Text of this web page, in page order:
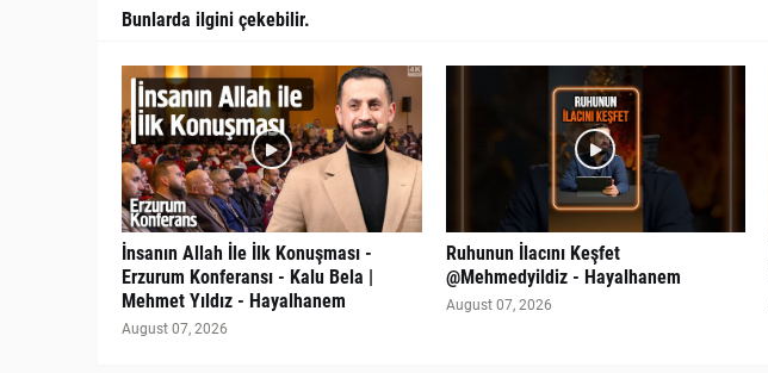
Bunlarda ilgini çekebilir.
İnsanın Allah İle İlk Konuşması -
Erzurum Konferansı - Kalu Bela |
Mehmet Yıldız - Hayalhanem
August 07, 2026
Ruhunun İlacını Keşfet
@Mehmedyildiz - Hayalhanem
August 07, 2026